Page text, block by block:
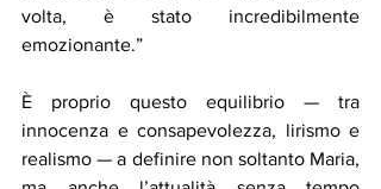
volta, è stato incredibilmente
emozionante.”
È proprio questo equilibrio — tra
innocenza e consapevolezza, lirismo e
realismo — a definire non soltanto Maria,